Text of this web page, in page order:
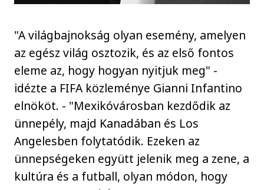
"A világbajnokság olyan esemény, amelyen
az egész világ osztozik, és az első fontos
eleme az, hogy hogyan nyitjuk meg" -
idézte a FIFA közleménye Gianni Infantino
elnököt. - "Mexikóvárosban kezdődik az
ünnepély, majd Kanadában és Los
Angelesben folytatódik. Ezeken az
ünnepségeken együtt jelenik meg a zene, a
kultúra és a futball, olyan módon, hogy